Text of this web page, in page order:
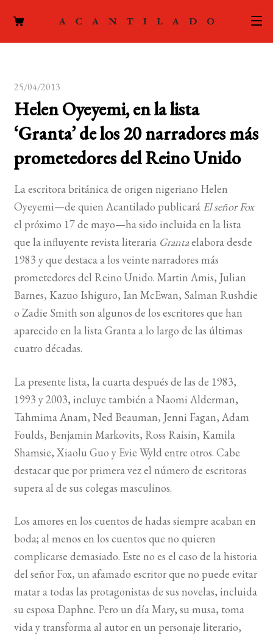
menú
ACTUALIDAD
el
PODCAST
el
hijo
FOREIGN RIGHTS
CONTACTO
MI CUENTA
BUSCAR
LISTA DE LIBROS
25/04/2013
Helen Oyeyemi, en la lista
‘Granta’ de los 20 narradores más
prometedores del Reino Unido
La escritora británica de origen nigeriano Helen
Oyeyemi—de quien Acantilado publicará El señor Fox
el próximo 17 de mayo—ha sido incluida en la lista
que la influyente revista literaria Grantaelabora desde
1983 y que destaca a los veinte narradores más
prometedores del Reino Unido. Martin Amis, Julian
Barnes, Kazuo Ishiguro, Ian McEwan, Salman Rushdie
o Zadie Smith son algunos de los escritores que han
aparecido en la lista Granta a lo largo de las últimas
cuatro décadas.
La presente lista, la cuarta después de las de 1983,
1993 y 2003, incluye también a Naomi Alderman,
Tahmima Anam, Ned Beauman, Jenni Fagan, Adam
Foulds, Benjamin Markovits, Ross Raisin, Kamila
Shamsie, Xiaolu Guo y Evie Wyld entre otros. Cabe
destacar que por primera vez el número de escritoras
supera al de sus colegas masculinos.
Los amores en los cuentos de hadas siempre acaban en
boda; al menos en los cuentos que no quieren
complicarse demasiado. Este no es el caso de la historia
del señor Fox, un afamado escritor que no puede evitar
matar a todas las protagonistas de sus novelas, incluida
su esposa Daphne. Pero un día Mary, su musa, toma
vida y transforma al autor en un personaje literario,